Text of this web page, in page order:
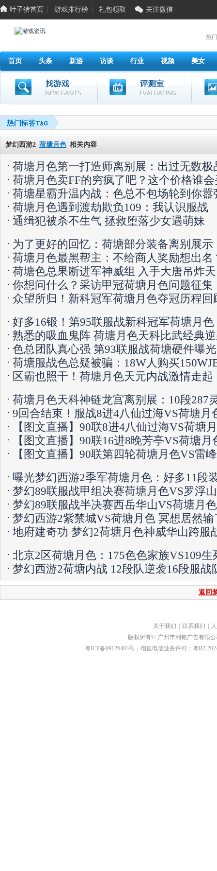
叶子猪首页 游戏排行榜 礼包领取 关注微信
热
首页 头条 新游 访谈 行业 视频 美女
找游戏 评测室 游戏美图
梦幻西游2 荷塘月色 相关内容
荷塘月色第一打造师离别展：出过无数极
荷塘月色卖FF的穷疯了吧？这个价格谁会
荷塘星霸升温内战：色总不包场轮到你嚣
荷塘月色遇到渡劫欺负109：我认识服战
通缉犯被杀不生气 拯救堕落少女遇萌妹
为了更好的回忆：荷塘部分装备离别展示
荷塘月色最黑帮主：不给商人奖励想出名
荷塘色总果断进军神威组 入手大唐吊炸天
你想问什么？采访甲冠荷塘月色问题征集
众望所归！新科冠军荷塘月色夺冠历程回
好多16锻！第95联服战新科冠军荷塘月色
熟悉的吸血鬼阵 荷塘月色天科比武经典
色总团队真心强 第93联服战荷塘硬件曝光
荷塘服战色总疑被骗：18W人购买
区霸也照干！荷塘月色天元内战激情走起
荷塘月色天科神链龙宫离别展：10段287
9回合结束！服战8进4八仙过海VS荷塘月
【图文直播】90联8进4八仙过海VS荷塘
【图文直播】90联16进8晚芳亭VS荷塘月
【图文直播】90联第四轮荷塘月色VS雷
曝光梦幻西游2季军荷塘月色：好多11段
梦幻89联服战甲组决赛荷塘月色VS罗浮山
梦幻89联服战半决赛西岳华山VS荷塘月色
梦幻西游2紫禁城VS荷塘月色 冥想居然输
地府建奇功 梦幻2荷塘月色神威华山跨服
北京2区荷塘月色：175色色家族VS109生
梦幻西游2荷塘内战 12段队逆袭16段服战
返回
关于我们 联系我们
版权所有© 广州市利铭广告有限
粤ICP备09126403号
增值电信业务许可：粤B2-